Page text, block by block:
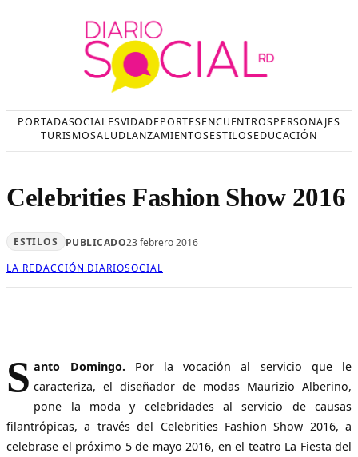
PORTADASOCIALESVIDADEPORTESENCUENTROSPERSONAJES
TURISMOSALUDLANZAMIENTOSESTILOSEDUCACIÓN
Celebrities Fashion Show 2016
ESTILOS PUBLICADO23 febrero 2016
LA REDACCIÓN DIARIOSOCIAL
S anto Domingo.Por la vocación al servicio que le
caracteriza, el diseñador de modas Maurizio Alberino,
pone la moda y celebridades al servicio de causas
filantrópicas, a través del Celebrities Fashion Show 2016, a
celebrase el próximo 5 de mayo 2016, en el teatro La Fiesta del